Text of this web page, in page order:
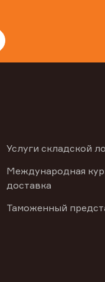
Услуги складской
Международная
доставка
Таможенный